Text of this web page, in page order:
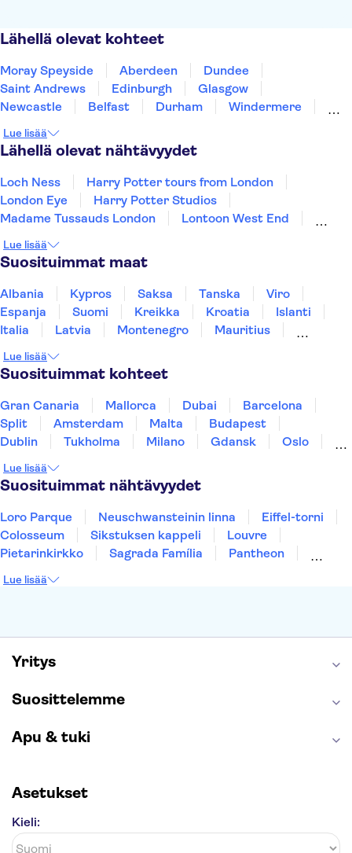
Lähellä olevat kohteet
Moray Speyside Aberdeen
Dundee
Saint Andrews
Edinburgh
Glasgow
Newcastle
Belfast Durham
Windermere
Preston
Scarborough
Lue lisää
Lähellä olevat nähtävyydet
Loch Ness
Harry Potter tours from London
London Eye
Harry Potter Studios
Madame Tussauds London
Lontoon West End
Bussikierrokset Lontoossa
Shakespeare's Globe
Thames-joki
King's Cross Station
The Scotch Whisky Experience
Lue lisää
Suosituimmat maat
Albania Kypros Saksa Tanska
Viro
Espanja
Suomi Kreikka Kroatia
Islanti
Italia
Latvia Montenegro
Mauritius
Thaimaa
Turkki
Lue lisää
Suosituimmat kohteet
Gran Canaria Mallorca Dubai
Barcelona
Split
Amsterdam Malta
Budapest
Dublin
Tukholma Milano Gdansk
Oslo
Tallinna
Ljubljana Riika
Lue lisää
Suosituimmat nähtävyydet
Loro Parque Neuschwansteinin linna
Eiffel-torni
Colosseum
Sikstuksen kappeli
Louvre
Pietarinkirkko
Sagrada Família
Pantheon
Keukenhof
Lue lisää
Yritys
Suosittelemme
Apu & tuki
Asetukset
Kieli: